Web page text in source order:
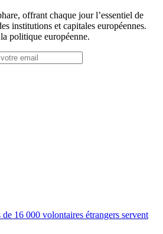
offrant chaque jour l’essentiel de
institutions et capitales européennes.
politique européenne.
16 000 volontaires étrangers servent